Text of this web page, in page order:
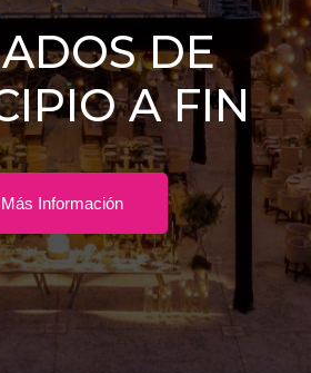
DE
A FIN
Más Información